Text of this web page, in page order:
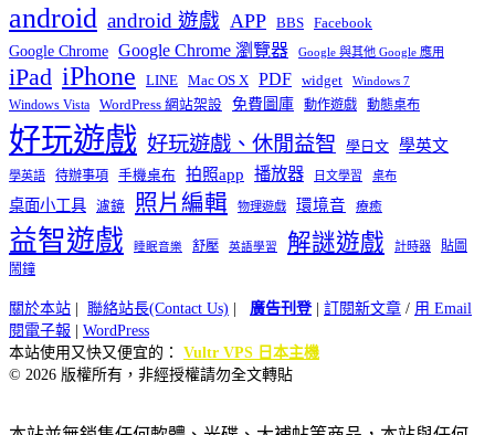
android android 遊戲 APP BBS Facebook
Google Chrome Google Chrome 瀏覽器 Google 與其他 Google 應用
iPad iPhone LINE Mac OS X PDF widget Windows 7
Windows Vista WordPress 網站架設 免費圖庫 動作遊戲 動態桌布
好玩遊戲 好玩遊戲、休閒益智 學日文 學英文
學英語 待辦事項 手機桌布 拍照app 播放器 日文學習 桌布
桌面小工具 濾鏡 照片編輯 物理遊戲 環境音 療癒
益智遊戲 睡眠音樂 舒壓 英語學習 解謎遊戲 計時器
貼圖
鬧鐘
關於本站 聯絡站長(Contact Us) 廣告刊登| 訂閱新文章 / 用 Email
閱電子報
WordPress
本站使用又快又便宜的： Vultr VPS 日本主機
© 2026 版權所有，非經授權請勿全文轉貼